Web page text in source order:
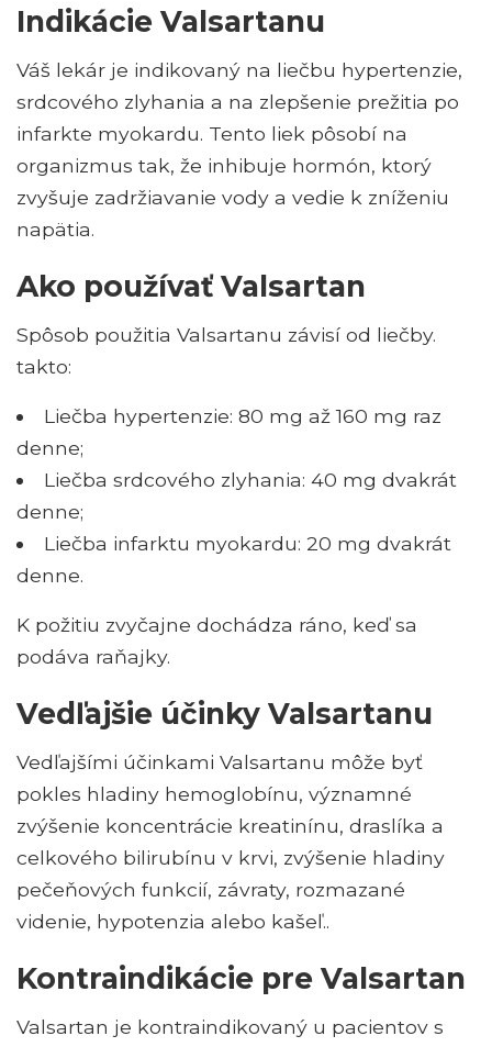
Indikácie Valsartanu
Váš lekár je indikovaný na liečbu hypertenzie,
srdcového zlyhania a na zlepšenie prežitia po
infarkte myokardu. Tento liek pôsobí na
organizmus tak, že inhibuje hormón, ktorý
zvyšuje zadržiavanie vody a vedie k zníženiu
napätia.
Ako používať Valsartan
Spôsob použitia Valsartanu závisí od liečby.
takto:
Liečba hypertenzie: 80 mg až 160 mg raz
denne;
Liečba srdcového zlyhania: 40 mg dvakrát
denne;
Liečba infarktu myokardu: 20 mg dvakrát
denne.
K požitiu zvyčajne dochádza ráno, keď sa
podáva raňajky.
Vedľajšie účinky Valsartanu
Vedľajšími účinkami Valsartanu môže byť
pokles hladiny hemoglobínu, významné
zvýšenie koncentrácie kreatinínu, draslíka a
celkového bilirubínu v krvi, zvýšenie hladiny
pečeňových funkcií, závraty, rozmazané
videnie, hypotenzia alebo kašeľ..
Kontraindikácie pre Valsartan
Valsartan je kontraindikovaný u pacientov s